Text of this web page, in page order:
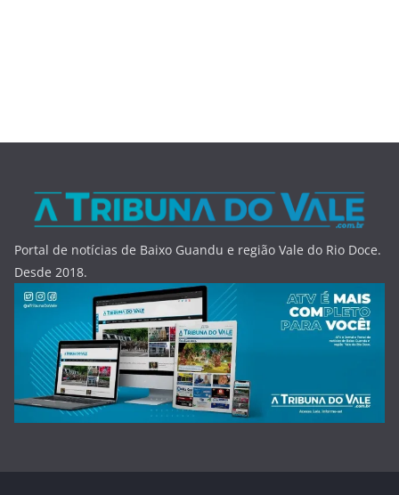
Portal de notícias de Baixo Guandu e região Vale do Rio Doce.
Desde 2018.